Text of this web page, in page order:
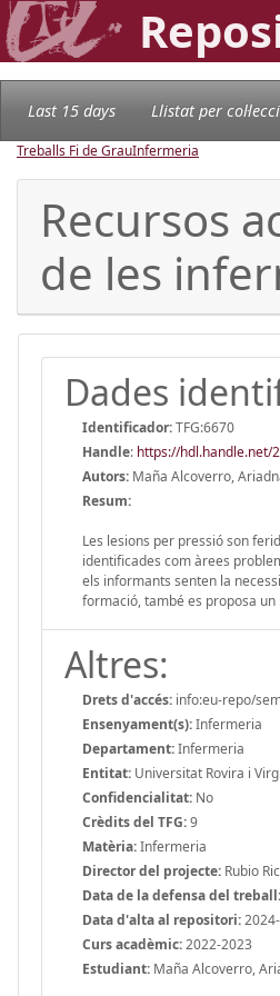
Last 15 days Llistat per
Treballs Fi de GrauInfermeria
Recursos
de les
Dades
Identificador:TFG:6670
Handle: https://hdl.handle.net/
Autors: Maña Alcoverro,
Resum:
Les lesions per pressió son
identificades com àrees
els informants senten la
formació, també es proposa
Altres:
Drets d'accés: info:eu-repo/
Ensenyament(s):Infermeria
Departament:Infermeria
Entitat: Universitat Rovira i
Confidencialitat: No
Crèdits del TFG:9
Matèria:Infermeria
Director del projecte: Rubio
Data de la defensa del treball:
Data d'alta al repositori:
Curs acadèmic:2022-2023
Estudiant: Maña Alcoverro,